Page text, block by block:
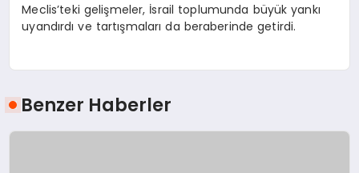
Meclis’teki gelişmeler, İsrail toplumunda büyük yankı
uyandırdı ve tartışmaları da beraberinde getirdi.
Benzer Haberler